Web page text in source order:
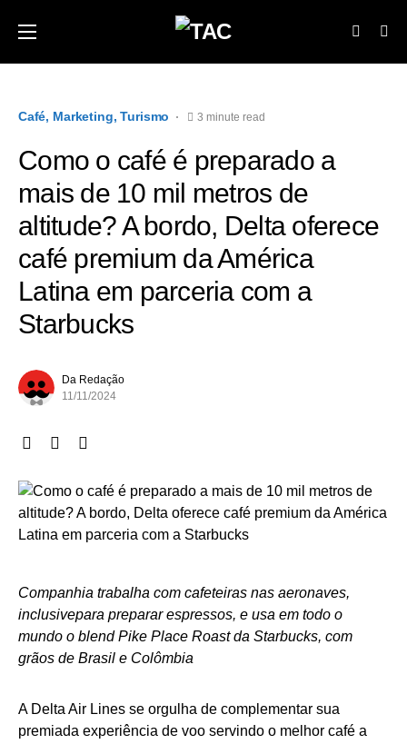
Café Marketing Turismo 3 minute read
Como o café é preparado a
mais de 10 mil metros de
altitude? A bordo, Delta oferece
café premium da América
Latina em parceria com a
Starbucks
Da Redação
11/11/2024
Companhia trabalha com cafeteiras nas aeronaves,
inclusivepara preparar espressos, e usa em todo o
mundo o blend Pike Place Roast da Starbucks, com
grãos de Brasil e Colômbia
A Delta Air Lines se orgulha de complementar sua
premiada experiência de voo servindo o melhor café a